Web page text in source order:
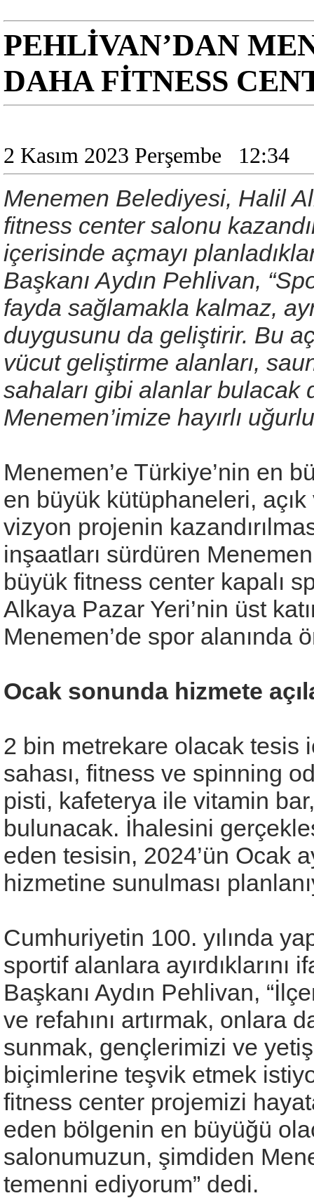
PEHLİVAN’DAN
DAHA FİTNESS
2 Kasım 2023 Perşembe 12:34
Menemen Belediyesi, Halil
fitness center salonu
içerisinde açmayı
Başkanı Aydın Pehlivan,
fayda sağlamakla kalmaz,
duygusunu da geliştirir. Bu
vücut geliştirme alanları,
sahaları gibi alanlar bulacak
Menemen’imize hayırlı
Menemen’e Türkiye’nin en
en büyük kütüphaneleri,
vizyon projenin
inşaatları sürdüren
büyük fitness center kapalı
Alkaya Pazar Yeri’nin üst
Menemen’de spor alanında
Ocak sonunda hizmete
2 bin metrekare olacak tesis
sahası, fitness ve spinning
pisti, kafeterya ile vitamin
bulunacak. İhalesini
eden tesisin, 2024’ün Ocak
hizmetine sunulması
Cumhuriyetin 100. yılında
sportif alanlara
Başkanı Aydın Pehlivan,
ve refahını artırmak, onlara
sunmak, gençlerimizi ve
biçimlerine teşvik etmek
fitness center projemizi
eden bölgenin en büyüğü
salonumuzun, şimdiden
temenni ediyorum” dedi.